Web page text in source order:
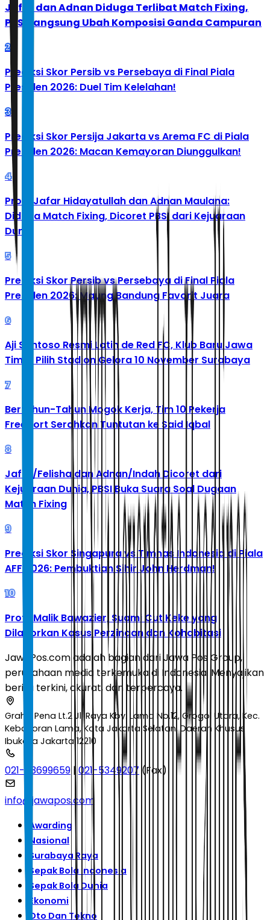
Jafar dan Adnan Diduga Terlibat Match Fixing,
PBSI Langsung Ubah Komposisi Ganda Campuran
2
Prediksi Skor Persib vs Persebaya di Final Piala
Presiden 2026: Duel Tim Kelelahan!
3
Prediksi Skor Persija Jakarta vs Arema FC di Piala
Presiden 2026: Macan Kemayoran Diunggulkan!
4
Profil Jafar Hidayatullah dan Adnan Maulana:
Diduga Match Fixing, Dicoret PBSI dari Kejuaraan
Dunia
5
Prediksi Skor Persib vs Persebaya di Final Piala
Presiden 2026: Maung Bandung Favorit Juara
6
Aji Santoso Resmi Latih de Red FC, Klub Baru Jawa
Timur Pilih Stadion Gelora 10 November Surabaya
7
Bertahun-Tahun Mogok Kerja, Tim 10 Pekerja
Freeport Serahkan Tuntutan ke Said Iqbal
8
Jafar/Felisha dan Adnan/Indah Dicoret dari
Kejuaraan Dunia, PBSI Buka Suara Soal Dugaan
Match Fixing
9
Prediksi Skor Singapura vs Timnas Indonesia di Piala
AFF 2026: Pembuktian Sihir John Herdman!
10
Profil Malik Bawazier, Suami Cut Keke yang
Dilaporkan Kasus Perzinaan dan Kohabitasi
JawaPos.com adalah bagian dari Jawa Pos Group,
perusahaan media terkemuka di Indonesia. Menyajikan
berita terkini, akurat, dan terpercaya.
Graha Pena Lt.2 Jl. Raya Kby. Lama No.12, Grogol Utara, Kec.
Kebayoran Lama, Kota Jakarta Selatan, Daerah Khusus
Ibukota Jakarta 12210
021-53699659 |021-5349207 (Fax)
info@jawapos.com
Awarding
Nasional
Surabaya Raya
Sepak Bola Indonesia
Sepak Bola Dunia
Ekonomi
Oto Dan Tekno